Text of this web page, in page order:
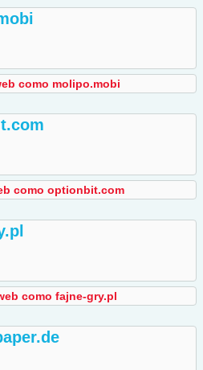
como molipo.mobi
como optionbit.com
como fajne-gry.pl